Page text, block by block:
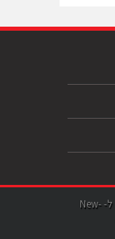
New-Tech Magazine | כל הזכויות שמורות ל- New-